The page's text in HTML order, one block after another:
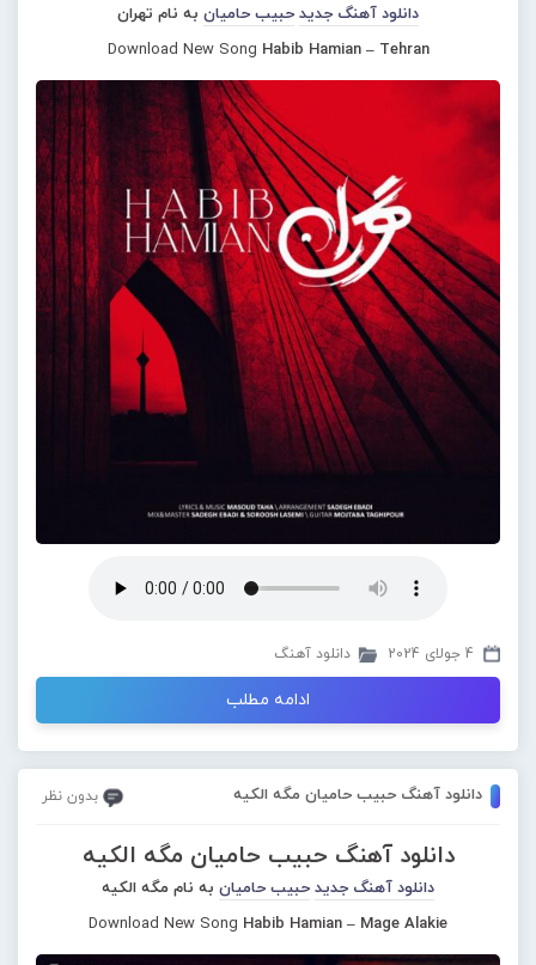
دانلود آهنگ جدید حبیب حامیان به نام تهران
Download New Song Habib Hamian – Tehran
4 جولای 2024 دانلود آهنگ
ادامه مطلب
دانلود آهنگ حبیب حامیان مگه الکیه بدون نظر
دانلود آهنگ حبیب حامیان مگه الکیه
دانلود آهنگ جدید حبیب حامیان به نام مگه الکیه
Download New Song Habib Hamian – Mage Alakie